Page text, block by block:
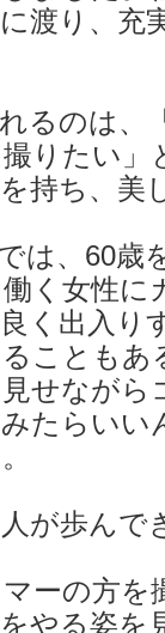
渡り、充
るのは、
りたい」
持ち、美
は、60
く女性
く出入り
こともあ
せなが
たらい
が歩んで
ーの方を
やる姿を